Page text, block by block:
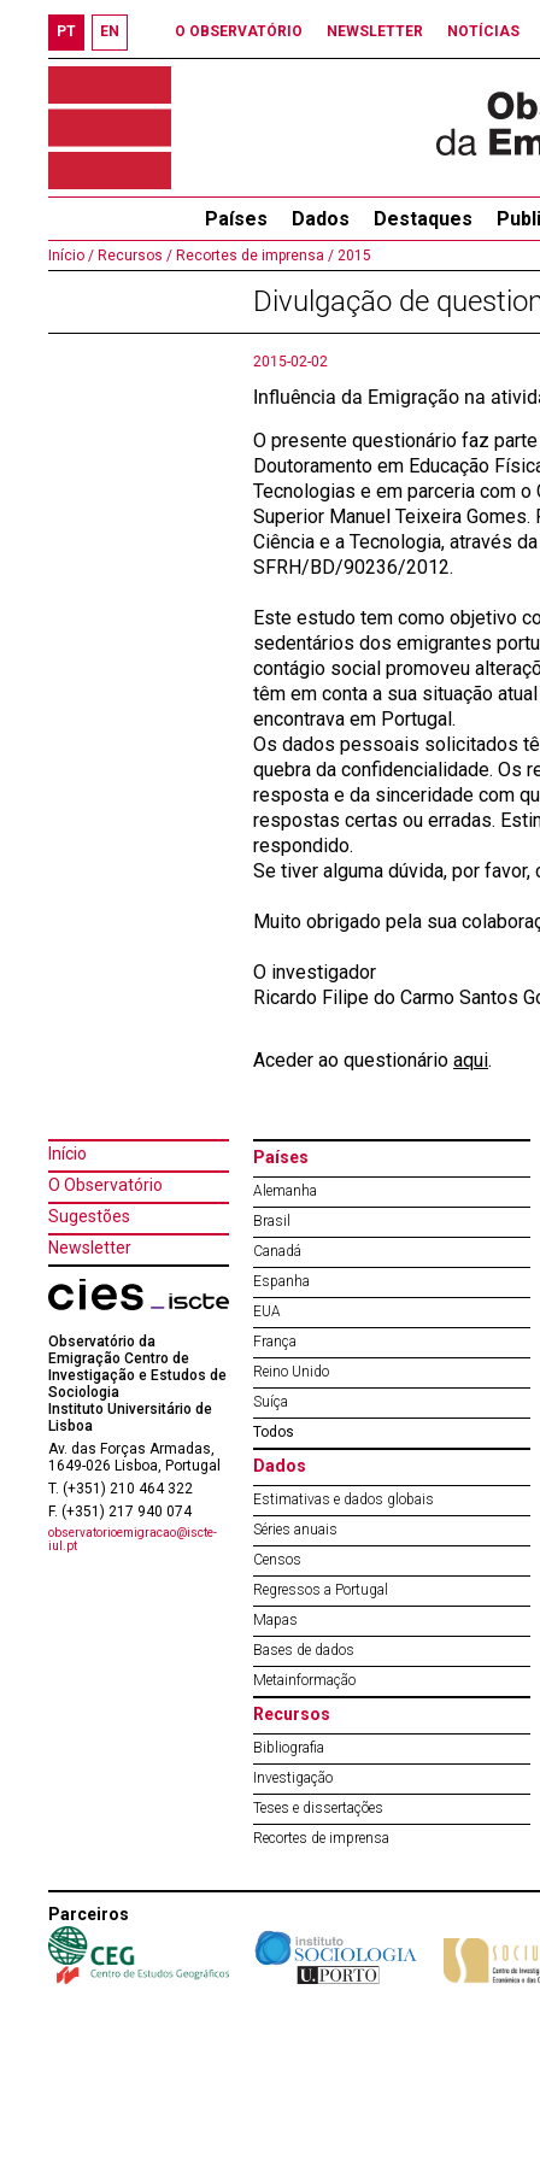
PT EN O OBSERVATÓRIO NEWSLETTER NOTÍCIAS
Países Dados Destaques
Início / Recursos / Recortes de imprensa / 2015
Divulgação de
2015-02-02
Influência da Emigração na
O presente questionário faz
Doutoramento em Educação
Tecnologias e em parceria com
Superior Manuel Teixeira
Ciência e a Tecnologia, através
SFRH/BD/90236/2012.
Este estudo tem como objetivo
sedentários dos emigrantes
contágio social promoveu
têm em conta a sua situação
encontrava em Portugal.
Os dados pessoais solicitados
quebra da confidencialidade. Os
resposta e da sinceridade com
respostas certas ou erradas.
respondido.
Se tiver alguma dúvida, por
Muito obrigado pela sua
O investigador
Ricardo Filipe do Carmo Santos
Aceder ao questionário aqui.
Início
O Observatório
Sugestões
Newsletter
Observatório da
Emigração Centro de
Investigação e Estudos de
Sociologia
Instituto Universitário de
Lisboa
Av. das Forças Armadas,
1649-026 Lisboa, Portugal
T. (+351) 210 464 322
F. (+351) 217 940 074
observatorioemigracao@iscte-
iul.pt
Países
Alemanha
Brasil
Canadá
Espanha
EUA
França
Reino Unido
Suíça
Todos
Dados
Estimativas e dados globais
Séries anuais
Censos
Regressos a Portugal
Mapas
Bases de dados
Metainformação
Recursos
Bibliografia
Investigação
Teses e dissertações
Recortes de imprensa
Parceiros